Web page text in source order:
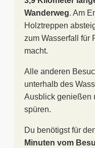
Wanderweg. Am
Holztreppen
zum Wasserfall für
macht.
Alle anderen
unterhalb des
Ausblick genießen
spüren.
Du benötigst für
Minuten vom